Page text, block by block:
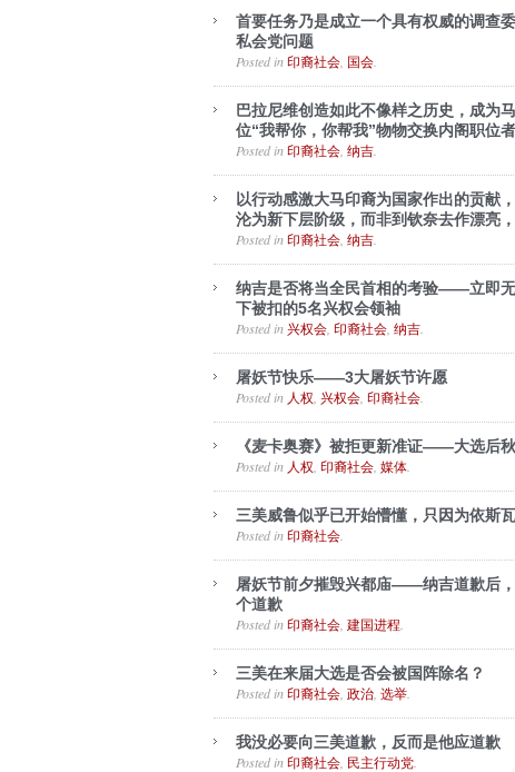
首要任务乃是成立一个具有权威的调查
私会党问题
Posted in 印裔社会 国会
巴拉尼维创造如此不像样之历史，成为
位“我帮你，你帮我”物物交换内阁职位者
Posted in 印裔社会 纳吉
以行动感激大马印裔为国家作出的贡献
沦为新下层阶级，而非到钦奈去作漂亮
Posted in 印裔社会 纳吉
纳吉是否将当全民首相的考验——立即
下被扣的5名兴权会领袖
Posted in 兴权会 印裔社会 纳吉
屠妖节快乐——3大屠妖节许愿
Posted in 人权 兴权会 印裔社会
《麦卡奥赛》被拒更新准证——大选后
Posted in 人权 印裔社会 媒体
三美威鲁似乎已开始懵懂，只因为依斯
Posted in 印裔社会
屠妖节前夕摧毁兴都庙——纳吉道歉后
个道歉
Posted in 印裔社会 建国进程
三美在来届大选是否会被国阵除名？
Posted in 印裔社会 政治 选举
我没必要向三美道歉，反而是他应道歉
Posted in 印裔社会 民主行动党